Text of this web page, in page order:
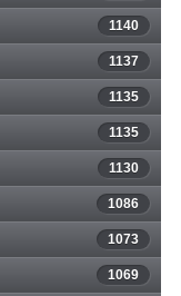
1140
1137
1135
1135
1130
1086
1073
1069